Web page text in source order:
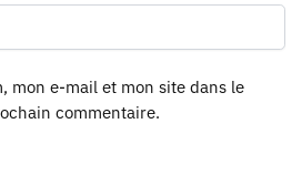
mon e-mail et mon site dans le
commentaire.